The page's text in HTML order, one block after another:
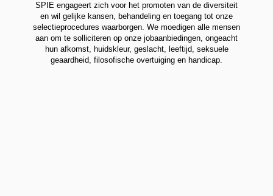
SPIE engageert zich voor het promoten van de diversiteit
en wil gelijke kansen, behandeling en toegang tot onze
selectieprocedures waarborgen. We moedigen alle mensen
aan om te solliciteren op onze jobaanbiedingen, ongeacht
hun afkomst, huidskleur, geslacht, leeftijd, seksuele
geaardheid, filosofische overtuiging en handicap.